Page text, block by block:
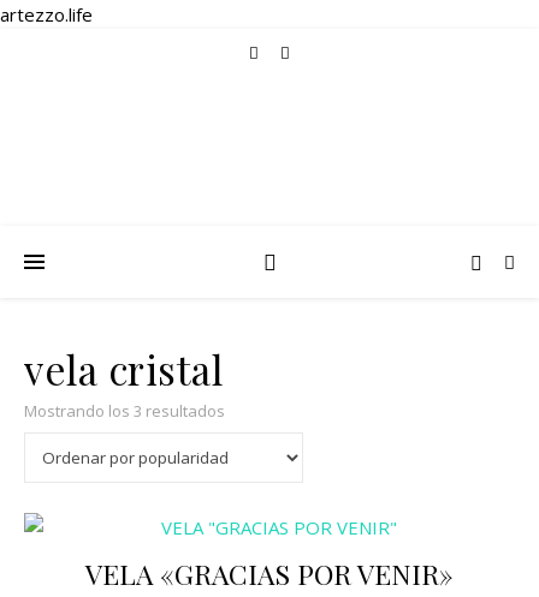
artezzo.life
vela cristal
Mostrando los 3 resultados
VELA «GRACIAS POR VENIR»